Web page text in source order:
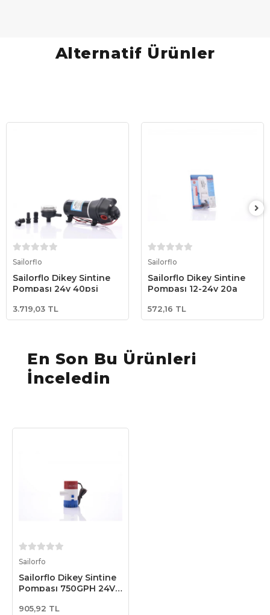
Alternatif Ürünler
Sailorflo
Sailorflo Dikey Sintine
Pompası 24v 40psi
3.719,03 TL
Sailorflo
Sailorflo Dikey Sintine
Pompası 12-24v 20a
572,16 TL
En Son Bu Ürünleri
İnceledin
Sailorfo
Sailorflo Dikey Sintine
Pompası 750GPH 24V
905,92 TL